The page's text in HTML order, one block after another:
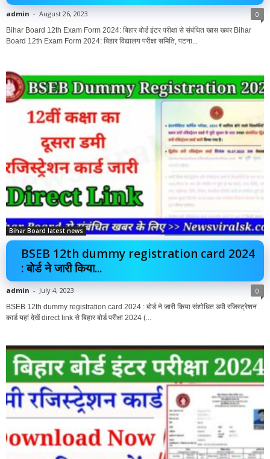
admin - August 26, 2023 0
Bihar Board 12th Exam Form 2024: बिहार बोर्ड इंटर परीक्षा से संबंधित खास खबर Bihar
Board 12th Exam Form 2024: बिहार विद्यालय परीक्षा समिति, पटना...
Bihar Board latest news
BSEB 12th dummy registration card 2024
: बोर्ड ने जारी किया...
admin - July 4, 2023 0
BSEB 12th dummy registration card 2024 : बोर्ड ने जारी किया संशोधित डमी रजिस्ट्रेशन
कार्ड यहां देखें direct link से बिहार बोर्ड परीक्षा 2024 (...